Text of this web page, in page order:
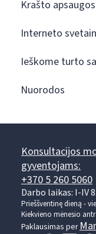
Krašto
Interneto
Ieškome turto
Nuorodos
Konsultacijos
gyventojams:
+370 5 260 5060
Darbo laikas: I-IV
Prieššventinę dieną -
Kiekvieno mėnesio
Paklausimas per